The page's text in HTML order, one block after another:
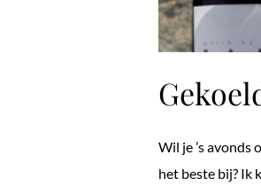
Wil je ’s avonds
het beste bij? Ik